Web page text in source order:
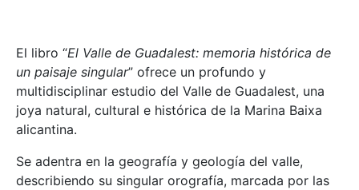
El libro “El Valle de Guadalest: memoria histórica de
un paisaje singular” ofrece un profundo y
multidisciplinar estudio del Valle de Guadalest, una
joya natural, cultural e histórica de la Marina Baixa
alicantina.
Se adentra en la geografía y geología del valle,
describiendo su singular orografía, marcada por las